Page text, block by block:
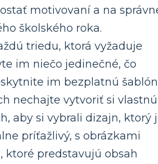
motivovaní a na
školského roka.
triedu, ktorá vyžaduje
im niečo jedinečné, čo
im bezplatnú
nechajte vytvoriť si
aby si vybrali dizajn, ktorý
príťažlivý, s obrázkami
ktoré predstavujú obsah